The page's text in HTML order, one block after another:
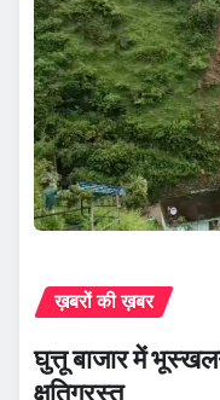
ख़बरों की ख़बर
घुत्तू बाजार में
क्षतिग्रस्त